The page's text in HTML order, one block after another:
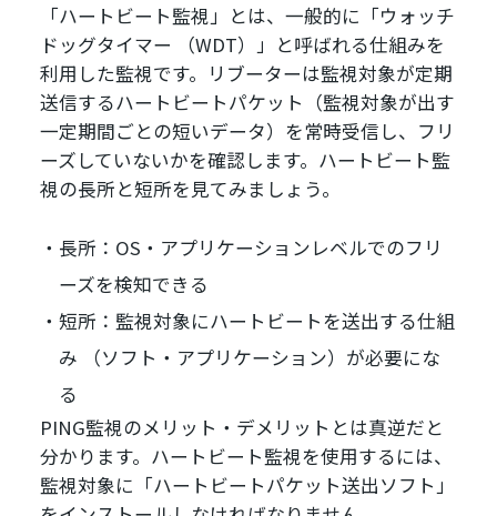
「ハートビート監視」とは、一般的に「ウォッチ
ドッグタイマー （WDT）」と呼ばれる仕組みを
利用した監視です。リブーターは監視対象が定期
送信するハートビートパケット（監視対象が出す
一定期間ごとの短いデータ）を常時受信し、フリ
ーズしていないかを確認します。ハートビート監
視の長所と短所を見てみましょう。
長所：OS・アプリケーションレベルでのフリ
ーズを検知できる
短所：監視対象にハートビートを送出する仕組
み （ソフト・アプリケーション）が必要にな
る
PING監視のメリット・デメリットとは真逆だと
分かります。ハートビート監視を使用するには、
監視対象に「ハートビートパケット送出ソフト」